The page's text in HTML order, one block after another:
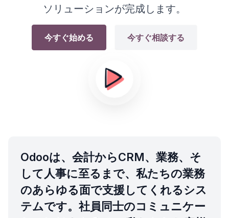
ソリューションが完成します。
今すぐ始める 今すぐ相談する
Odooは、会計からCRM、業務、そ
して人事に至るまで、私たちの業務
のあらゆる面で支援してくれるシス
テムです。社員同士のコミュニケー